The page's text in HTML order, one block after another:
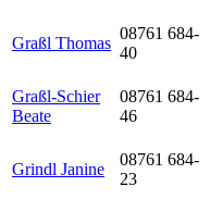
Graßl Thomas
08761 684-
40
Graßl-Schier
Beate
08761 684-
46
Grindl Janine
08761 684-
23